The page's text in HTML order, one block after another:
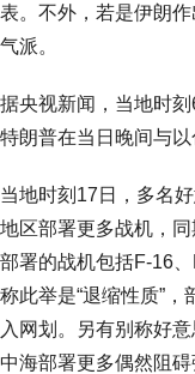
表。不外，若是伊朗
气派。
据央视新闻，当地时
特朗普在当日晚间与以
当地时刻17日，多名
地区部署更多战机，
部署的战机包括F-16
称此举是“退缩性质”
入网划。另有别称好
中海部署更多偶然阻